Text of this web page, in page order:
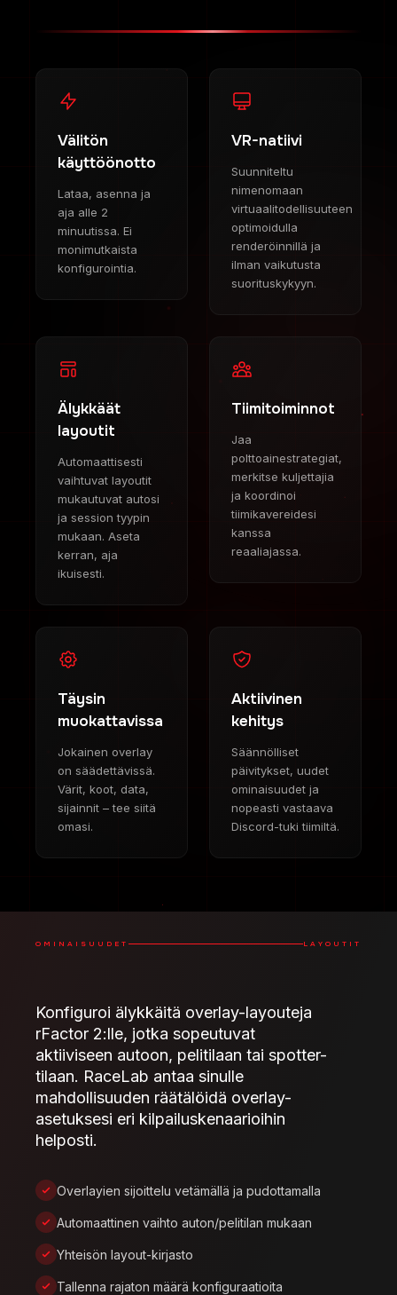
Välitön
käyttöönotto
Lataa, asenna ja
aja alle 2
minuutissa. Ei
monimutkaista
konfigurointia.
VR-natiivi
Suunniteltu
nimenomaan
virtuaalitodellisuuteen
optimoidulla
renderöinnillä ja
ilman vaikutusta
suorituskykyyn.
Älykkäät
layoutit
Automaattisesti
vaihtuvat layoutit
mukautuvat autosi
ja session tyypin
mukaan. Aseta
kerran, aja
ikuisesti.
Tiimitoiminnot
Jaa
polttoainestrategiat,
merkitse kuljettajia
ja koordinoi
tiimikavereidesi
kanssa
reaaliajassa.
Täysin
muokattavissa
Jokainen overlay
on säädettävissä.
Värit, koot, data,
sijainnit – tee siitä
omasi.
Aktiivinen
kehitys
Säännölliset
päivitykset, uudet
ominaisuudet ja
nopeasti vastaava
Discord-tuki tiimiltä.
OMINAISUUDET LAYOUTIT
Konfiguroi älykkäitä overlay-layouteja
rFactor 2:lle, jotka sopeutuvat
aktiiviseen autoon, pelitilaan tai spotter-
tilaan. RaceLab antaa sinulle
mahdollisuuden räätälöidä overlay-
asetuksesi eri kilpailuskenaarioihin
helposti.
Overlayien sijoittelu vetämällä ja pudottamalla
Automaattinen vaihto auton/pelitilan mukaan
Yhteisön layout-kirjasto
Tallenna rajaton määrä konfiguraatioita